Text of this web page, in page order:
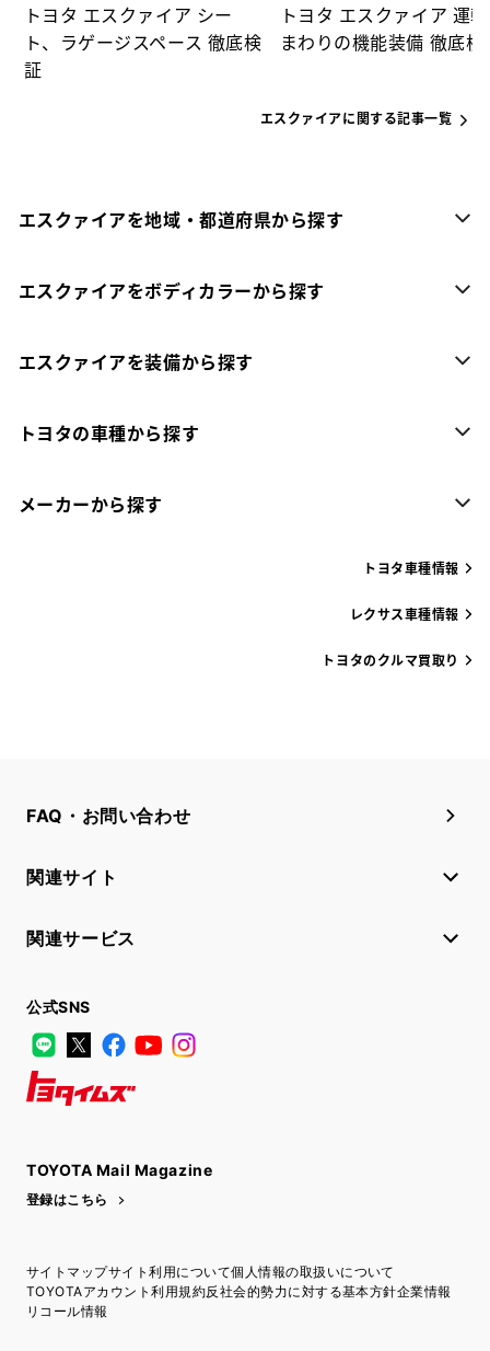
トヨタ エスクァイア シー
ト、ラゲージスペース 徹底検
証
トヨタ エスクァイア 運
まわりの機能装備 徹底検
エスクァイアに関する記事一覧
エスクァイアを地域・都道府県から探す
エスクァイアをボディカラーから探す
エスクァイアを装備から探す
トヨタの車種から探す
メーカーから探す
トヨタ車種情報
レクサス車種情報
トヨタのクルマ買取り
FAQ・お問い合わせ
関連サイト
関連サービス
公式SNS
LINE
X FacebookYouTube
TOYOTA Mail Magazine
登録はこちら
サイトマップサイト利用について個人情報の取扱いについて
TOYOTAアカウント利用規約反社会的勢力に対する基本方針企業情報
リコール情報